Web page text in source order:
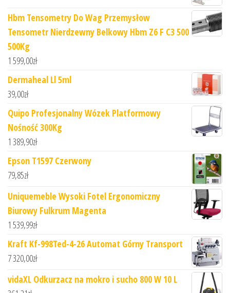
Hbm Tensometry Do Wag Przemysłow
Tensometr Nierdzewny Belkowy Hbm Z6 F C3 500
500Kg
1 599,00zł
Dermaheal Ll 5ml
39,00zł
Quipo Profesjonalny Wózek Platformowy
Nośność 300Kg
1 389,90zł
Epson T1597 Czerwony
79,85zł
Uniquemeble Wysoki Fotel Ergonomiczny
Biurowy Fulkrum Magenta
1 539,99zł
Kraft Kf-998Ted-4-26 Automat Górny Transport
7 320,00zł
vidaXL Odkurzacz na mokro i sucho 800 W 10 L